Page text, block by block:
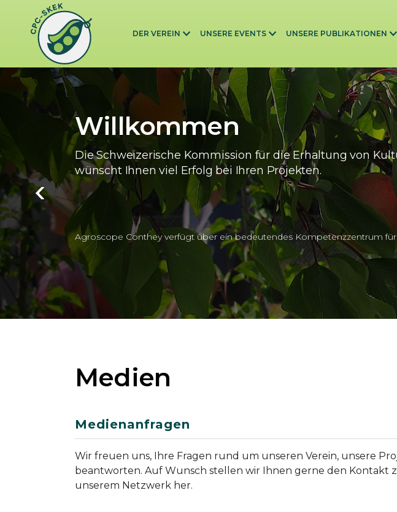
Skip to main content
DER VEREIN UNSERE EVENTS UNSERE PUBLIKATIONEN
Willkommen
Die Schweizerische Kommission für die Erhaltung von
wünscht Ihnen viel Erfolg bei Ihren Projekten.
Agroscope Conthey verfügt über ein bedeutendes Kompetenzzentrum
Medien
Medienanfragen
Wir freuen uns, Ihre Fragen rund um unseren Verein, unsere
beantworten. Auf Wunsch stellen wir Ihnen gerne den Kontakt
unserem Netzwerk her.